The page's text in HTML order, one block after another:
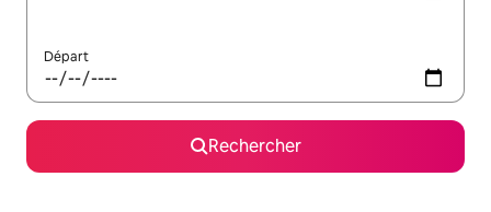
Départ
Rechercher